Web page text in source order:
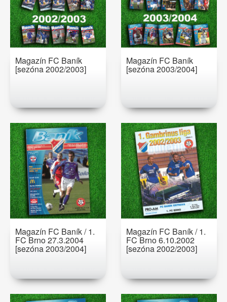
Magazín FC Baník
[sezóna 2002/2003]
Magazín FC Baník
[sezóna 2003/2004]
Magazín FC Baník / 1.
FC Brno 27.3.2004
[sezóna 2003/2004]
Magazín FC Baník / 1.
FC Brno 6.10.2002
[sezóna 2002/2003]